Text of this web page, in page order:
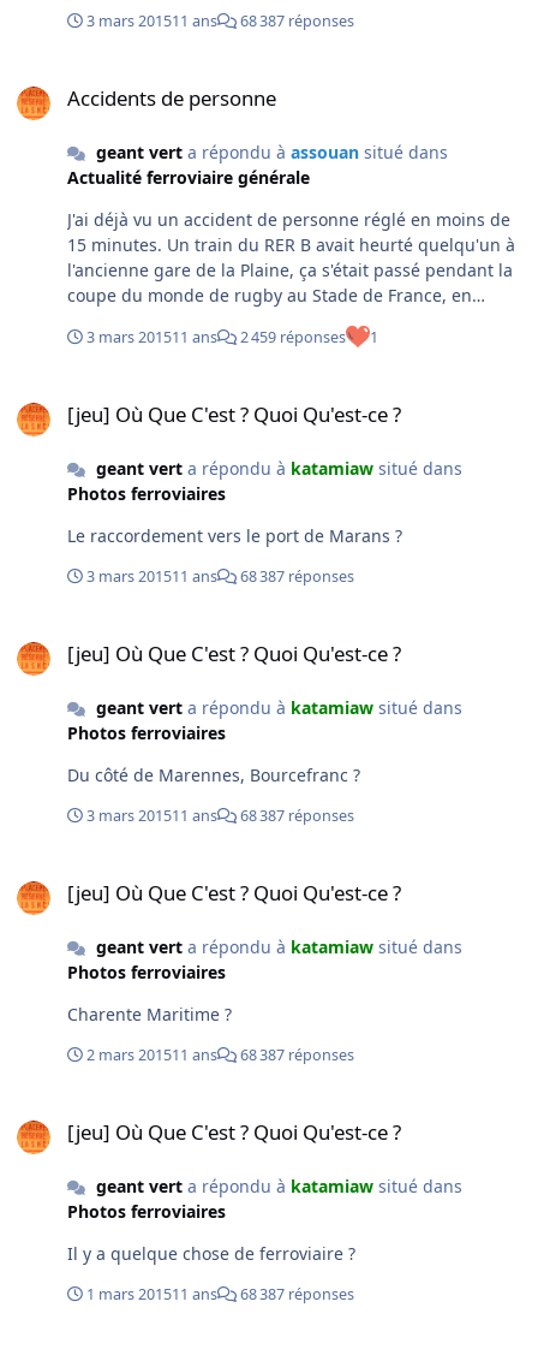
3 mars 201511 ans 68 387 réponses
Accidents de personne
geant verta répondu à assouansitué dans
Actualité ferroviaire générale
J'ai déjà vu un accident de personne réglé en moins de
15 minutes. Un train du RER B avait heurté quelqu'un à
l'ancienne gare de la Plaine, ça s'était passé pendant la
coupe du monde de rugby au Stade de France, en
pleine sortie du match Angleterre - Écosse (ou Irlande,
je ne sais plus). Quand ils veulent, ils peuvent
3 mars 201511 ans 2 459 réponses 1
[jeu] Où Que C'est ? Quoi Qu'est-ce ?
geant verta répondu à katamiawsitué dans
Photos ferroviaires
Le raccordement vers le port de Marans ?
3 mars 201511 ans 68 387 réponses
[jeu] Où Que C'est ? Quoi Qu'est-ce ?
geant verta répondu à katamiawsitué dans
Photos ferroviaires
Du côté de Marennes, Bourcefranc ?
3 mars 201511 ans 68 387 réponses
[jeu] Où Que C'est ? Quoi Qu'est-ce ?
geant verta répondu à katamiawsitué dans
Photos ferroviaires
Charente Maritime ?
2 mars 201511 ans 68 387 réponses
[jeu] Où Que C'est ? Quoi Qu'est-ce ?
geant verta répondu à katamiawsitué dans
Photos ferroviaires
Il y a quelque chose de ferroviaire ?
1 mars 201511 ans 68 387 réponses